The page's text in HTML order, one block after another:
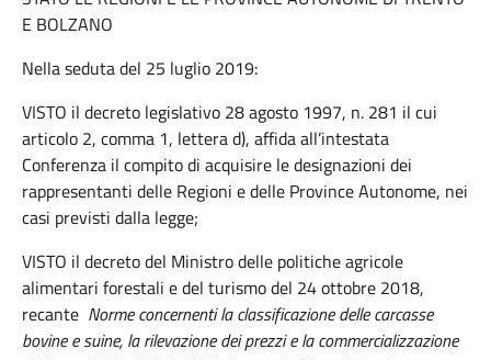
E BOLZANO
Nella seduta del 25 luglio 2019:
VISTO il decreto legislativo 28 agosto 1997, n. 281 il cui
articolo 2, comma 1, lettera d), affida all’intestata
Conferenza il compito di acquisire le designazioni dei
rappresentanti delle Regioni e delle Province Autonome, nei
casi previsti dalla legge;
VISTO il decreto del Ministro delle politiche agricole
alimentari forestali e del turismo del 24 ottobre 2018,
recante Norme concernenti la classificazione delle carcasse
bovine e suine, la rilevazione dei prezzi e la commercializzazione